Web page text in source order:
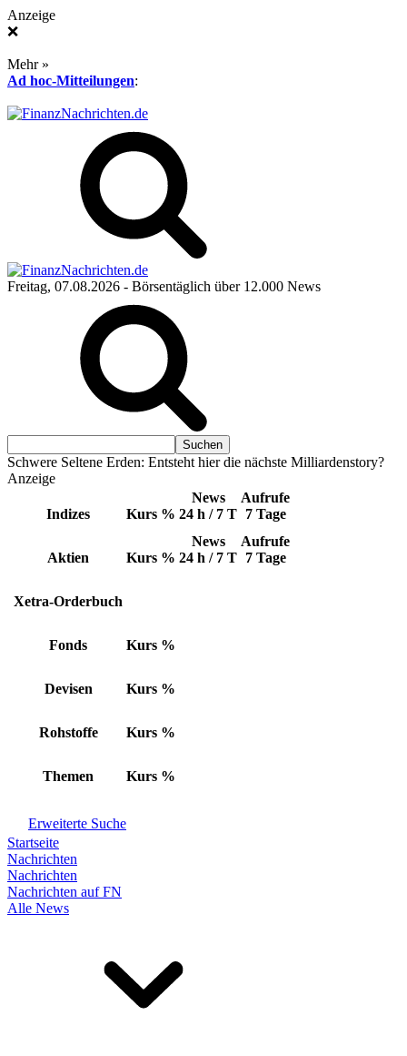
Anzeige
❌
Mehr »
Ad hoc-Mitteilungen:
Freitag, 07.08.2026 - Börsentäglich über 12.000 News
Schwere Seltene Erden: Entsteht hier die nächste Milliardenstory?
Anzeige
Indizes Kurs %
News
24 h / 7 T
Aufrufe
7 Tage
Aktien Kurs %
News
24 h / 7 T
Aufrufe
7 Tage
Xetra-Orderbuch
Fonds Kurs %
Devisen Kurs %
Rohstoffe Kurs %
Themen Kurs %
Erweiterte Suche
Startseite
Nachrichten
Nachrichten
Nachrichten auf FN
Alle News